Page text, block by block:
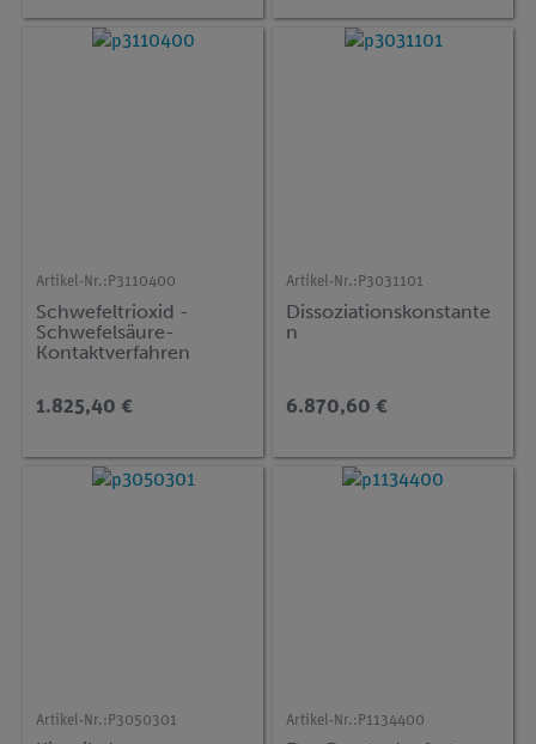
Artikel-Nr.: P3110400
Schwefeltrioxid -
Schwefelsäure-
Kontaktverfahren
1.825,40 €
Artikel-Nr.: P3031101
Dissoziationskonstante
n
6.870,60 €
Artikel-Nr.: P3050301 Artikel-Nr.: P1134400